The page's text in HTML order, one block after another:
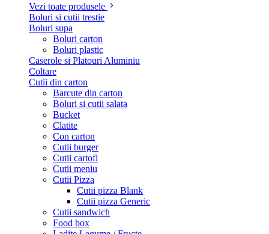
Vezi toate produsele
Boluri si cutii trestie
Boluri supa
Boluri carton
Boluri plastic
Caserole si Platouri Aluminiu
Coltare
Cutii din carton
Barcute din carton
Boluri si cutii salata
Bucket
Clatite
Con carton
Cutii burger
Cutii cartofi
Cutii meniu
Cutii Pizza
Cutii pizza Blank
Cutii pizza Generic
Cutii sandwich
Food box